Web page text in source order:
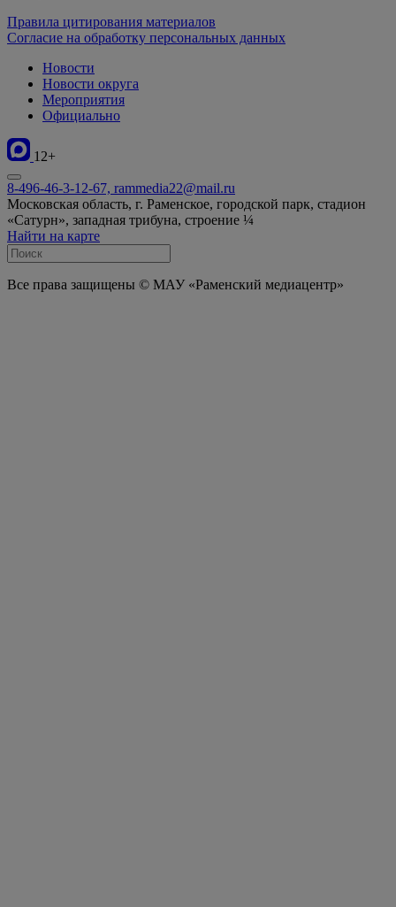
Правила цитирования материалов
Согласие на обработку персональных данных
Новости
Новости округа
Мероприятия
Официально
12+
8-496-46-3-12-67, rammedia22@mail.ru
Московская область, г. Раменское, городской парк, стадион
«Сатурн», западная трибуна, строение ¼
Найти на карте
Все права защищены © МАУ «Раменский медиацентр»